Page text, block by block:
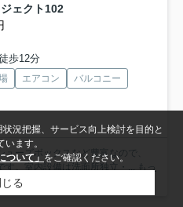
ェクト102
歩12分
エアコン
バルコニー
ーズボックスなど豊富なので、
す。室内設備は洗面所独立・... もっ
況把握、サービス向上検討を目的と
ます。
ついて」 をご確認ください。
る